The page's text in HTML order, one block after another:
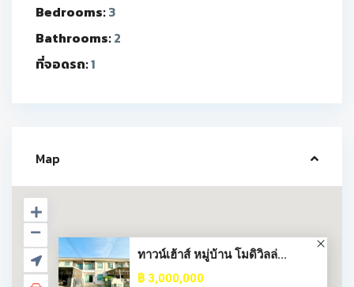
Bedrooms:3
Bathrooms:2
ที่จอดรถ:1
Map
ทาวน์เฮ้าส์ หมู่บ้าน โมดิวิลล่...
฿ 3,000,000